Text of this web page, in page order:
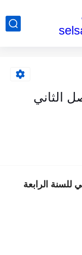
الثاني
للسنة الرابعة